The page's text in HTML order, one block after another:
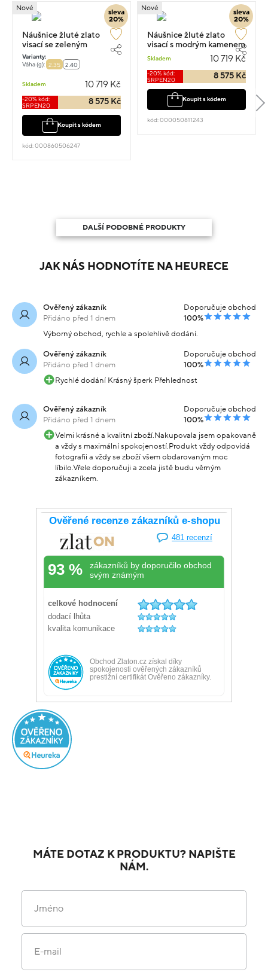
sleva
20%
Nové
Náušnice žluté zlato
visací se zeleným
kamenem 1.6cm 2.35g
Varianty:
Váha (g): 2.35 2.40
Skladem 10 719 Kč
-20% kód:
SRPEN20
8 575 Kč
Koupit s kódem
kód: 000860506247
sleva
20%
Nové
Náušnice žluté zlato
visací s modrým kamenem
Skladem 10 719 Kč
-20% kód:
SRPEN20
8 575 Kč
Koupit s kódem
kód: 000050811243
DALŠÍ PODOBNÉ PRODUKTY
JAK NÁS HODNOTÍTE NA HEURECE
Ověřený zákazník
Přidáno před 1 dnem
Doporučuje obchod
100%
Výborný obchod, rychle a spolehlivě dodání.
Ověřený zákazník
Přidáno před 1 dnem
Doporučuje obchod
100%
Rychlé dodání Krásný šperk Přehlednost
Ověřený zákazník
Přidáno před 1 dnem
Doporučuje obchod
100%
Velmi krásné a kvalitní zboží.Nakupovala jsem opakovaně
a vždy s maximální spokojeností.Produkt vždy odpovídá
fotografii a vždy se zboží všem obdarovaným moc
líbilo.Vřele doporučuji a zcela jistě budu věrným
zákazníkem.
MÁTE DOTAZ K PRODUKTU? NAPIŠTE
NÁM.
Jméno
E-mail